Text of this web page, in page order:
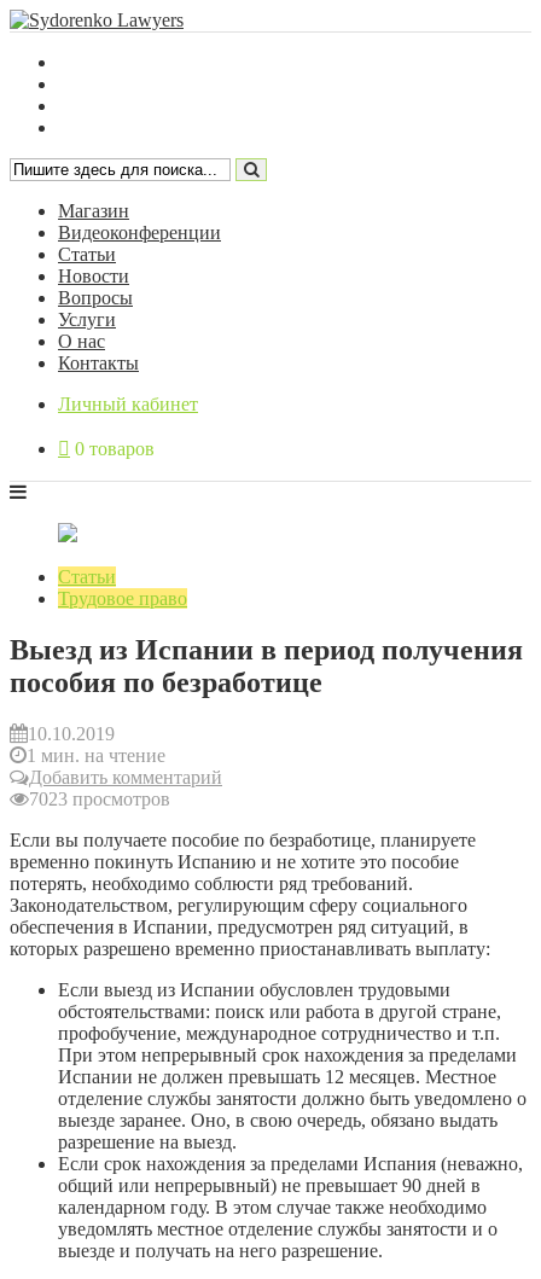
Магазин
Видеоконференции
Статьи
Новости
Вопросы
Услуги
О нас
Контакты
Личный кабинет
0 товаров
Статьи
Трудовое право
Выезд из Испании в период получения
пособия по безработице
10.10.2019
1 мин. на чтение
Добавить комментарий
7023 просмотров
Если вы получаете пособие по безработице, планируете
временно покинуть Испанию и не хотите это пособие
потерять, необходимо соблюсти ряд требований.
Законодательством, регулирующим сферу социального
обеспечения в Испании, предусмотрен ряд ситуаций, в
которых разрешено временно приостанавливать выплату:
Если выезд из Испании обусловлен трудовыми
обстоятельствами: поиск или работа в другой стране,
профобучение, международное сотрудничество и т.п.
При этом непрерывный срок нахождения за пределами
Испании не должен превышать 12 месяцев. Местное
отделение службы занятости должно быть уведомлено о
выезде заранее. Оно, в свою очередь, обязано выдать
разрешение на выезд.
Если срок нахождения за пределами Испания (неважно,
общий или непрерывный) не превышает 90 дней в
календарном году. В этом случае также необходимо
уведомлять местное отделение службы занятости и о
выезде и получать на него разрешение.